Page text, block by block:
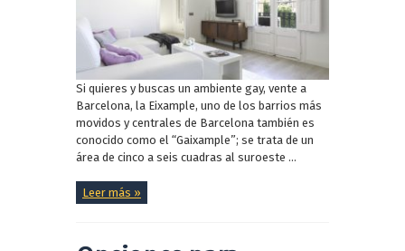
Si quieres y buscas un ambiente gay, vente a
Barcelona, la Eixample, uno de los barrios más
movidos y centrales de Barcelona también es
conocido como el “Gaixample”; se trata de un
área de cinco a seis cuadras al suroeste ...
Leer más »